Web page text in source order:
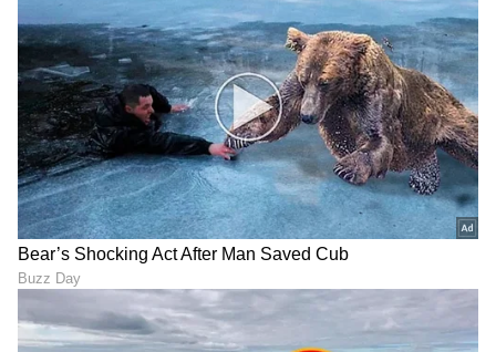
ಆ ಯುವಕನ ಜೊತೆ
ಕಾಣಿಸಿಕೊಂಡ ಬೆನ್ನಲ್ಲೇ
ಮತ್ತೊಂದು ಬಿಗ್​ ಸರ್​ಪ್ರೈಸ್​
ಕೊಟ್ಟ Bigg Boss ಸ್ಪಂದನಾ
ಯುದ್ಧಕ್ಕೆ ಹೋಗೋ ಸೈನಿಕರನ್ನು
ಯಾಕೆ ಮದುವೆ ಆಗ್ತಿದ್ದಾರೆ
ಹುಡುಗಿಯರು? ಬ್ಲಾಕ್ ವಿಡೋ
ಡೇಂಜರ್ ಗೇಮ್ !
LATEST VIDEOS
"ರಾಜಕೀಯ ಬೇಡ, ಸಿನಿಮಾನೇ ಪ್ರಾಣ":
ಕನಕೋತ್ಸವದಲ್ಲಿ ರಿಷಬ್ ಶೆಟ್ಟಿ | Rishab
Shetty speech | Suvarna News
ಶೇ.50 ರಿಂದ ಶೇ.18 ಕ್ಕೆ TAX ಇಳಿಕೆ: ಮೋದಿ-